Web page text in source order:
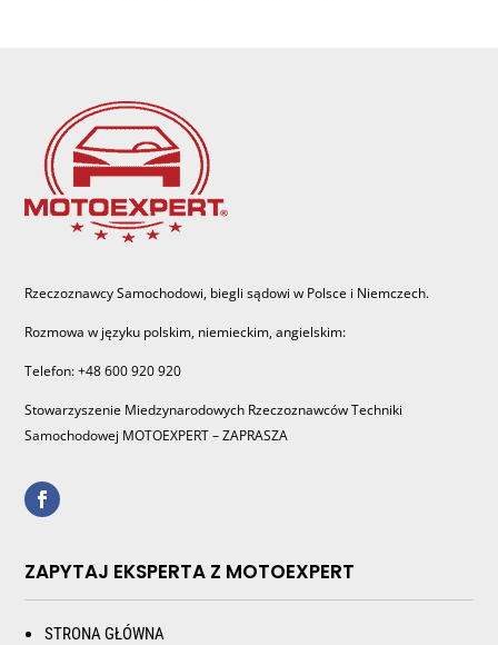
Rzeczoznawcy Samochodowi, biegli sądowi w Polsce i Niemczech.
Rozmowa w języku polskim, niemieckim, angielskim:
Telefon: +48 600 920 920
Stowarzyszenie Miedzynarodowych Rzeczoznawców Techniki
Samochodowej MOTOEXPERT – ZAPRASZA
ZAPYTAJ EKSPERTA Z MOTOEXPERT
STRONA GŁÓWNA